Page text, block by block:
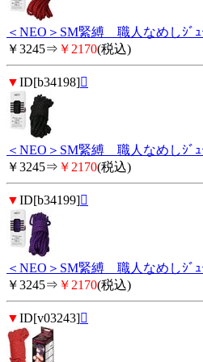
＜NEO＞SM緊縛 職人なめしｼ
￥3245⇒ ￥2170(税込)
▼ID[b34198]
＜NEO＞SM緊縛 職人なめしｼ
￥3245⇒ ￥2170(税込)
▼ID[b34199]
＜NEO＞SM緊縛 職人なめしｼ
￥3245⇒ ￥2170(税込)
▼ID[v03243]